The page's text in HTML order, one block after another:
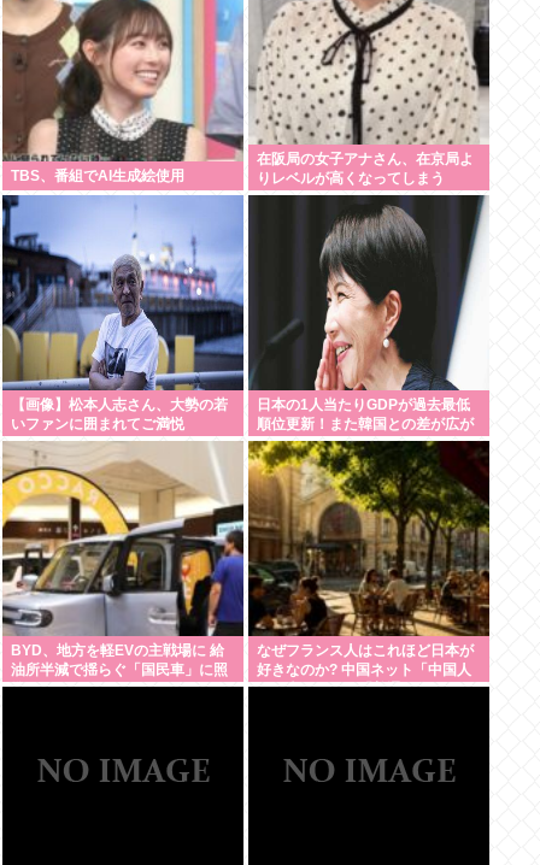
TBS、番組でAI生成絵使用
在阪局の女子アナさん、在京局よ
りレベルが高くなってしまう
【画像】松本人志さん、大勢の若
いファンに囲まれてご満悦
日本の1人当たりGDPが過去最低
順位更新！また韓国との差が広が
りました
BYD、地方を軽EVの主戦場に 給
油所半減で揺らぐ「国民車」に照
準
なぜフランス人はこれほど日本が
好きなのか? 中国ネット「中国人
も日本が好き」「普通の人は…」